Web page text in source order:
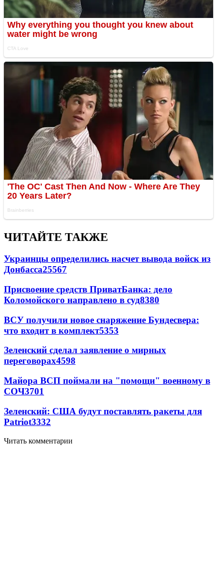
ЧИТАЙТЕ ТАКЖЕ
Украинцы определились насчет вывода войск из
Донбасса25567
Присвоение средств ПриватБанка: дело
Коломойского направлено в суд8380
ВСУ получили новое снаряжение Бундесвера:
что входит в комплект5353
Зеленский сделал заявление о мирных
переговорах4598
Майора ВСП поймали на "помощи" военному в
СОЧ3701
Зеленский: США будут поставлять ракеты для
Patriot3332
Читать комментарии